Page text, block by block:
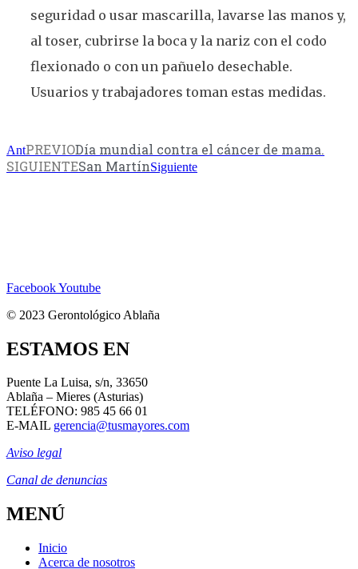
seguridad o usar mascarilla, lavarse las manos y,
al toser, cubrirse la boca y la nariz con el codo
flexionado o con un pañuelo desechable.
Usuarios y trabajadores toman estas medidas.
AntPREVIODía mundial contra el cáncer de mama.
SIGUIENTESan MartínSiguiente
FacebookYoutube
© 2023 Gerontológico Ablaña
ESTAMOS EN
Puente La Luisa, s/n, 33650
Ablaña – Mieres (Asturias)
TELÉFONO: 985 45 66 01
E-MAIL gerencia@tusmayores.com
Aviso legal
Canal de denuncias
MENÚ
Inicio
Acerca de nosotros